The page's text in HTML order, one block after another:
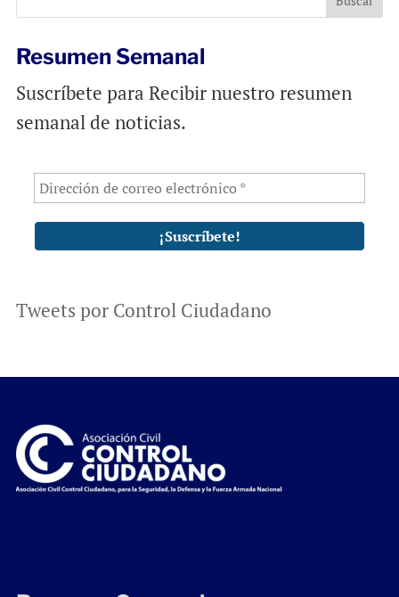
k
p
Resumen Semanal
Suscríbete para Recibir nuestro resumen
semanal de noticias.
Tweets por Control Ciudadano